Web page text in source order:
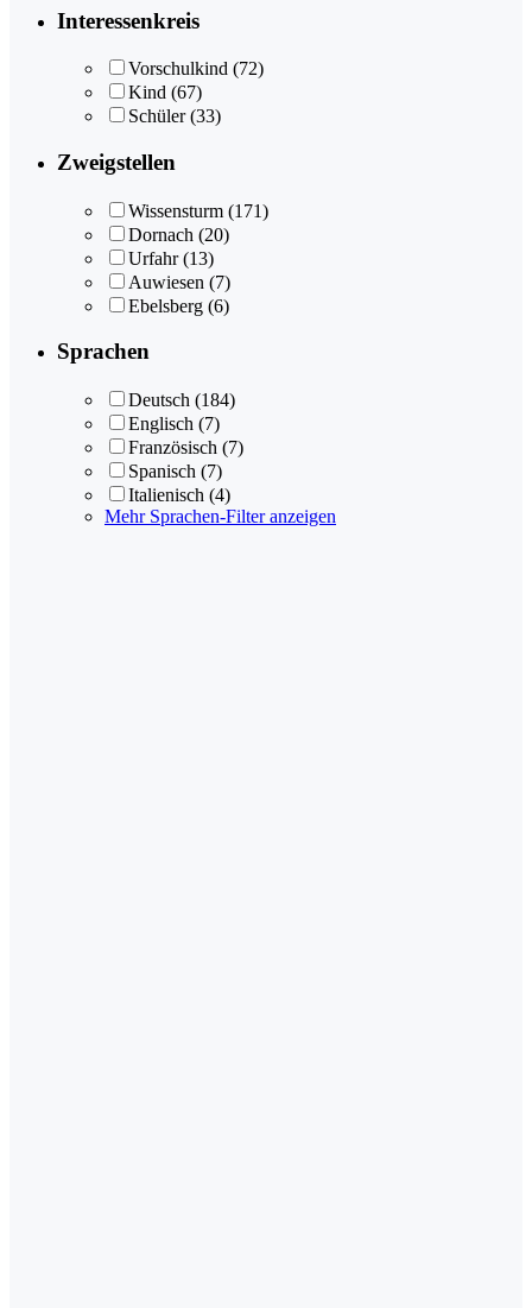
Interessenkreis
Vorschulkind (72)
Kind (67)
Schüler (33)
Zweigstellen
Wissensturm (171)
Dornach (20)
Urfahr (13)
Auwiesen (7)
Ebelsberg (6)
Sprachen
Deutsch (184)
Englisch (7)
Französisch (7)
Spanisch (7)
Italienisch (4)
Mehr Sprachen-Filter anzeigen